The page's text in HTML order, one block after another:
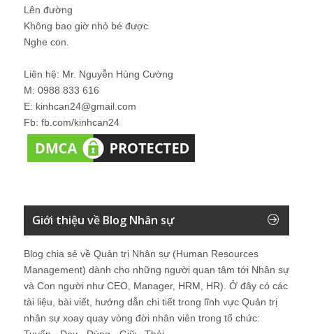
Lên đường
Không bao giờ nhỏ bé được
Nghe con.
Liên hệ: Mr. Nguyễn Hùng Cường
M: 0988 833 616
E: kinhcan24@gmail.com
Fb: fb.com/kinhcan24
Giới thiệu về Blog Nhân sự
Blog chia sẻ về Quản trị Nhân sự (Human Resources
Management) dành cho những người quan tâm tới Nhân sự
và Con người như CEO, Manager, HRM, HR). Ở đây có các
tài liệu, bài viết, hướng dẫn chi tiết trong lĩnh vực Quản trị
nhân sự xoay quay vòng đời nhân viên trong tổ chức: